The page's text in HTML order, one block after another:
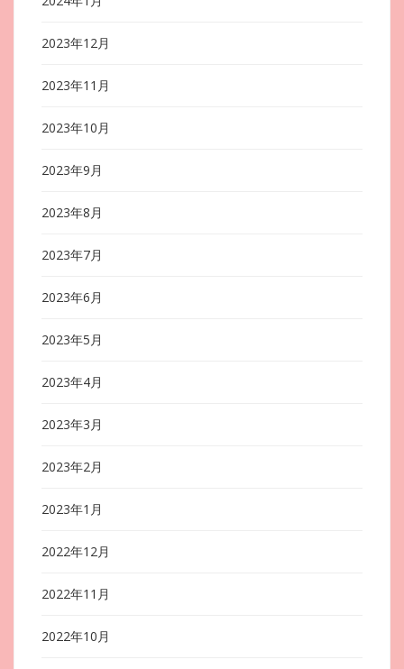
2023年12月
2023年11月
2023年10月
2023年9月
2023年8月
2023年7月
2023年6月
2023年5月
2023年4月
2023年3月
2023年2月
2023年1月
2022年12月
2022年11月
2022年10月